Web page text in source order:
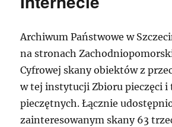
Archiwum Państwowe w
na stronach
Cyfrowej skany obiektów z
w tej instytucji Zbioru pieczęci i
pieczętnych. Łącznie
zainteresowanym skany 63